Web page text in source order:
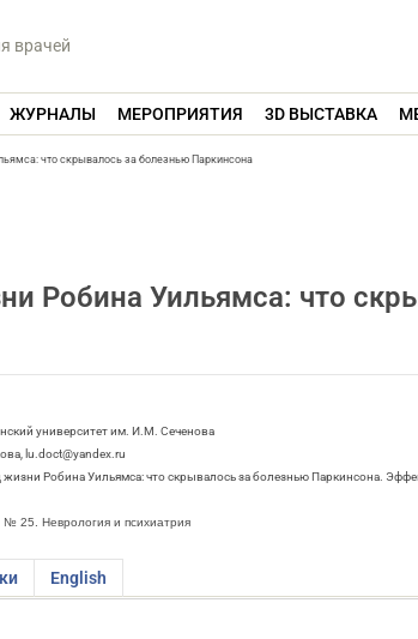
врачей
ЖУРНАЛЫ МЕРОПРИЯТИЯ 3D ВЫСТАВКА
что скрывалось за болезнью Паркинсона
Робина Уильямса: что
университет им. И.М. Сеченова
lu.doct@yandex.ru
Робина Уильямса: что скрывалось за болезнью Паркинсона.
25. Неврология и психиатрия
English